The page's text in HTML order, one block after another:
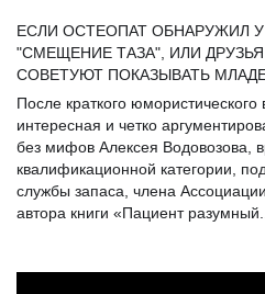
ЕСЛИ ОСТЕОПАТ ОБНАРУЖИЛ
"СМЕЩЕНИЕ ТАЗА", ИЛИ
СОВЕТУЮТ ПОКАЗЫВАТЬ
После краткого юмористического
интересная и четко
без мифов Алексея Водовозова,
квалификационной категории,
службы запаса, члена
автора книги «Пациент